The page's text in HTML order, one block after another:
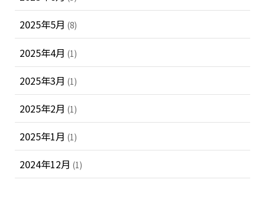
2025年5月 (8)
2025年4月 (1)
2025年3月 (1)
2025年2月 (1)
2025年1月 (1)
2024年12月 (1)